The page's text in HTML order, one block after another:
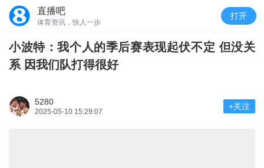
直播吧
体育资讯，快人一步
打开
小波特：我个人的季后赛表现起伏不定 但没关
系 因我们队打得很好
5280
2025-05-10 15:29:07
+关注